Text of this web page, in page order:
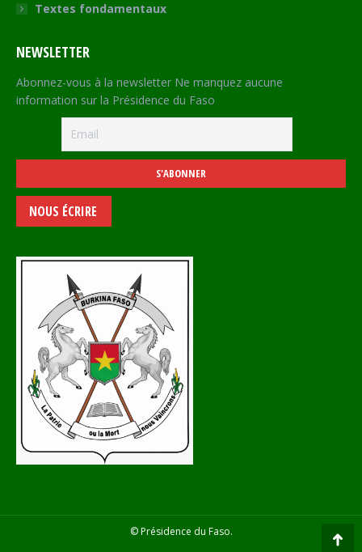
Textes fondamentaux
NEWSLETTER
Abonnez-vous à la newsletter Ne manquez aucune
information sur la Présidence du Faso
NOUS ÉCRIRE
© Présidence du Faso.
Go